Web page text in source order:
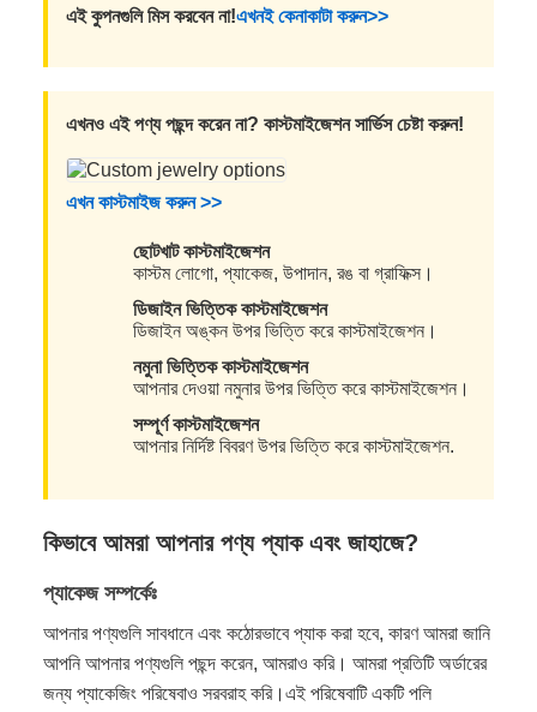
এই কুপনগুলি মিস করবেন না!এখনই কেনাকাটা করুন>>
এখনও এই পণ্য পছন্দ করেন না? কাস্টমাইজেশন সার্ভিস চেষ্টা করুন!
এখন কাস্টমাইজ করুন >>
ছোটখাট কাস্টমাইজেশন
কাস্টম লোগো, প্যাকেজ, উপাদান, রঙ বা গ্রাফিক্স।
ডিজাইন ভিত্তিক কাস্টমাইজেশন
ডিজাইন অঙ্কন উপর ভিত্তি করে কাস্টমাইজেশন।
নমুনা ভিত্তিক কাস্টমাইজেশন
আপনার দেওয়া নমুনার উপর ভিত্তি করে কাস্টমাইজেশন।
সম্পূর্ণ কাস্টমাইজেশন
আপনার নির্দিষ্ট বিবরণ উপর ভিত্তি করে কাস্টমাইজেশন.
কিভাবে আমরা আপনার পণ্য প্যাক এবং জাহাজে?
প্যাকেজ সম্পর্কেঃ
আপনার পণ্যগুলি সাবধানে এবং কঠোরভাবে প্যাক করা হবে, কারণ আমরা জানি
আপনি আপনার পণ্যগুলি পছন্দ করেন, আমরাও করি। আমরা প্রতিটি অর্ডারের
জন্য প্যাকেজিং পরিষেবাও সরবরাহ করি।এই পরিষেবাটি একটি পলি